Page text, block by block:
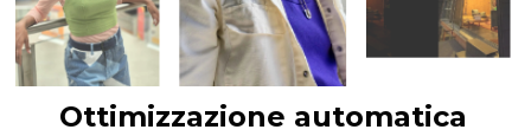
Ottimizzazione automatica